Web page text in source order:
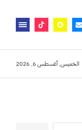
الخميس, أغسطس 6, 2026